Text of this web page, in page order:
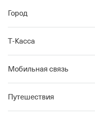
Город
Т‑Касса
Мобильная связь
Путешествия